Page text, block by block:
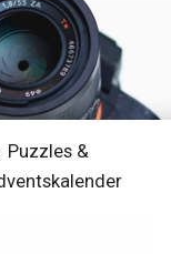
Puzzles &